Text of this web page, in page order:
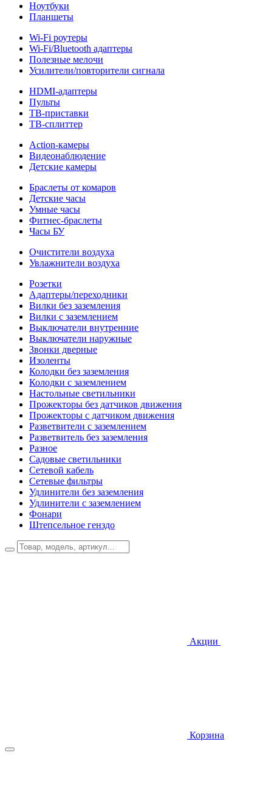
Ноутбуки
Планшеты
Wi-Fi роутеры
Wi-Fi/Bluetooth адаптеры
Полезные мелочи
Усилители/повторители сигнала
HDMI-адаптеры
Пульты
ТВ-приставки
ТВ-сплиттер
Action-камеры
Видеонаблюдение
Детские камеры
Браслеты от комаров
Детские часы
Умные часы
Фитнес-браслеты
Часы БУ
Очистители воздуха
Увлажнители воздуха
Розетки
Адаптеры/переходники
Вилки без заземления
Вилки с заземлением
Выключатели внутренние
Выключатели наружные
Звонки дверные
Изоленты
Колодки без заземления
Колодки с заземлением
Настольные светильники
Прожекторы без датчиков движения
Прожекторы с датчиком движения
Разветвители с заземлением
Разветвитель без заземления
Разное
Садовые светильники
Сетевой кабель
Сетевые фильтры
Удлинители без заземления
Удлинители с заземлением
Фонари
Штепсельное генздо
Акции
Корзина